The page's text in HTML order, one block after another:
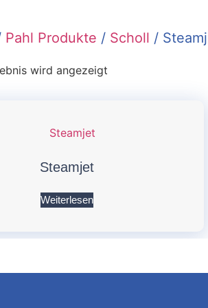
Pahl Produkte / Scholl /
wird angezeigt
Steamjet
Weiterlesen